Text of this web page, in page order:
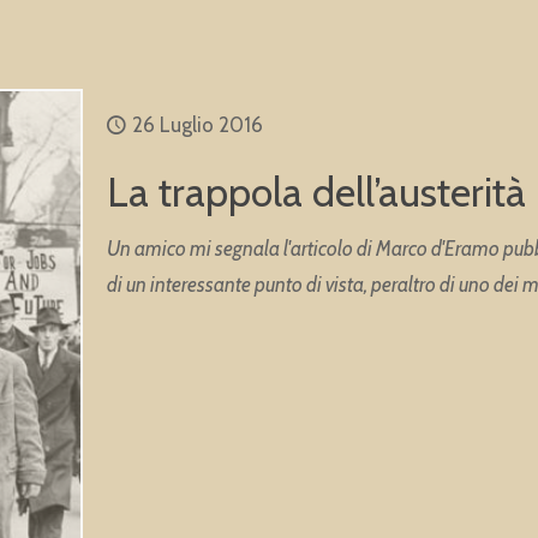
26 Luglio 2016
La trappola dell’austerità
Un amico mi segnala l'articolo di Marco d'Eramo
di un interessante punto di vista, peraltro di uno dei